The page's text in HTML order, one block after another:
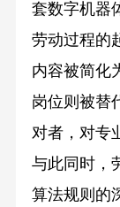
套数字机器
劳动过程的
内容被简化
岗位则被替
对者，对专
与此同时，
算法规则的